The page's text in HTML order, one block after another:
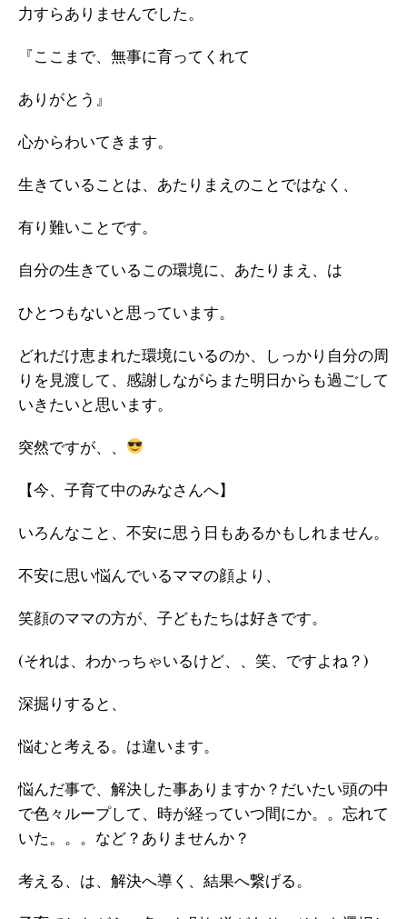
力すらありませんでした。
『ここまで、無事に育ってくれて
ありがとう』
心からわいてきます。
生きていることは、あたりまえのことではなく、
有り難いことです。
自分の生きているこの環境に、あたりまえ、は
ひとつもないと思っています。
どれだけ恵まれた環境にいるのか、しっかり自分の周
りを見渡して、感謝しながらまた明日からも過ごして
いきたいと思います。
突然ですが、、
【今、子育て中のみなさんへ】
いろんなこと、不安に思う日もあるかもしれません。
不安に思い悩んでいるママの顔より、
笑顔のママの方が、子どもたちは好きです。
(それは、わかっちゃいるけど、、笑、ですよね？)
深掘りすると、
悩むと考える。は違います。
悩んだ事で、解決した事ありますか？だいたい頭の中
で色々ループして、時が経っていつ間にか。。忘れて
いた。。。など？ありませんか？
考える、は、解決へ導く、結果へ繋げる。